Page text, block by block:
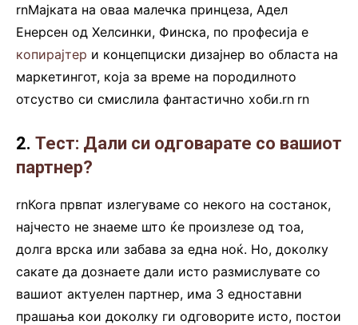
rnМајката на оваа малечка принцеза, Адел
Енерсен од Хелсинки, Финска, по професија e
копирајтер и концепциски дизајнер во областа на
маркетингот, која за време на породилното
отсуство си смислила фантастично хоби.rn rn
2. Тест: Дали си одговарате со вашиот
партнер?
rnКога првпат излегуваме со некого на состанок,
најчесто не знаеме што ќе произлезе од тоа,
долга врска или забава за една ноќ. Но, доколку
сакате да дознаете дали исто размислувате со
вашиот актуелен партнер, има 3 едноставни
прашања кои доколку ги одговорите исто, постои